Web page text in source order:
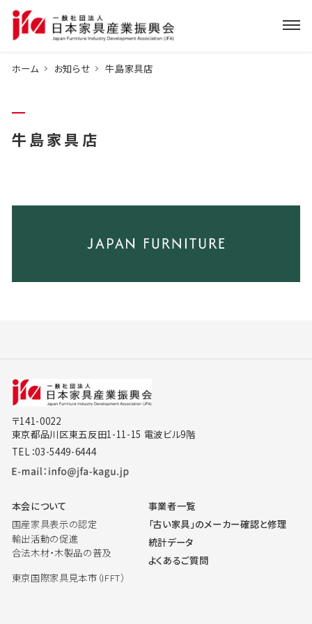
ホーム お知らせ 牛島家具店
牛島家具店
〒141-0022
東京都品川区東五反田1-11-15 電波ビル9階
TEL：03-5449-6444
本会について
国産家具表示の認定
輸出活動の促進
合法木材・木製品の普及
東京国際家具見本市（IFFT）
事業者一覧
「古い家具」のメーカー確認と修理
統計データ
よくあるご質問